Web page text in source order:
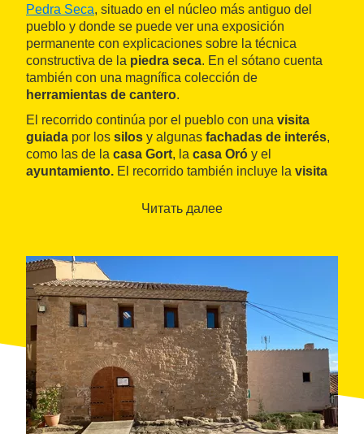
Pedra Seca, situado en el núcleo más antiguo del
pueblo y donde se puede ver una exposición
permanente con explicaciones sobre la técnica
constructiva de la piedra seca. En el sótano cuenta
también con una magnífica colección de
herramientas de cantero.
El recorrido continúa por el pueblo con una visita
guiada por los silos y algunas fachadas de interés,
como las de la casa Gort, la casa Oró y el
ayuntamiento. El recorrido también incluye la visita
, declarada bien cultural de interés nacional,
Esta Ruta monumental se puede hacer los fines de
semana durante todo el año y las explicaciones
pueden seren lengua de signossi se solicita
previamente.
Читать далее